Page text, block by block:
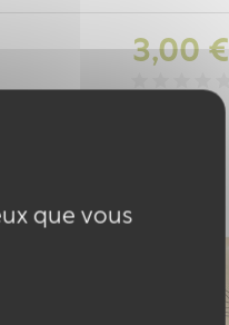
que vous
Prix
3,00 €